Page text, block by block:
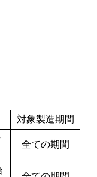
対象製造期間
全ての期間